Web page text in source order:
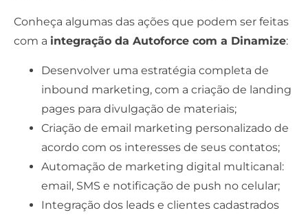
Conheça algumas das ações que podem ser feitas
com a integração da Autoforce com a Dinamize:
Desenvolver uma estratégia completa de
inbound marketing, com a criação de landing
pages para divulgação de materiais;
Criação de email marketing personalizado de
acordo com os interesses de seus contatos;
Automação de marketing digital multicanal:
email, SMS e notificação de push no celular;
Integração dos leads e clientes cadastrados